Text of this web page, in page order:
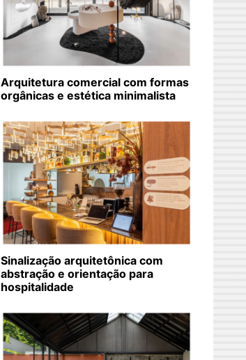
Arquitetura comercial com formas
orgânicas e estética minimalista
Sinalização arquitetônica com
abstração e orientação para
hospitalidade